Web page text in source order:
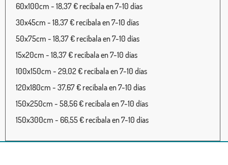
60x100cm - 18,37 € recíbala en 7-10 días
30x45cm - 18,37 € recíbala en 7-10 días
50x75cm - 18,37 € recíbala en 7-10 días
15x20cm - 18,37 € recíbala en 7-10 días
100x150cm - 29,02 € recíbala en 7-10 días
120x180cm - 37,67 € recíbala en 7-10 días
150x250cm - 58,56 € recíbala en 7-10 días
150x300cm - 66,55 € recíbala en 7-10 días